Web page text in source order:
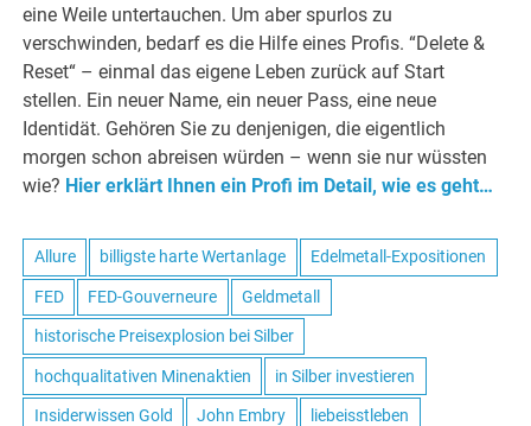
eine Weile untertauchen. Um aber spurlos zu
verschwinden, bedarf es die Hilfe eines Profis. “Delete &
Reset“ – einmal das eigene Leben zurück auf Start
stellen. Ein neuer Name, ein neuer Pass, eine neue
Identidät. Gehören Sie zu denjenigen, die eigentlich
morgen schon abreisen würden – wenn sie nur wüssten
wie? Hier erklärt Ihnen ein Profi im Detail, wie es geht…
Allure billigste harte Wertanlage Edelmetall-Expositionen
FED FED-Gouverneure Geldmetall
historische Preisexplosion bei Silber
hochqualitativen Minenaktien in Silber investieren
Insiderwissen Gold John Embry liebeisstleben